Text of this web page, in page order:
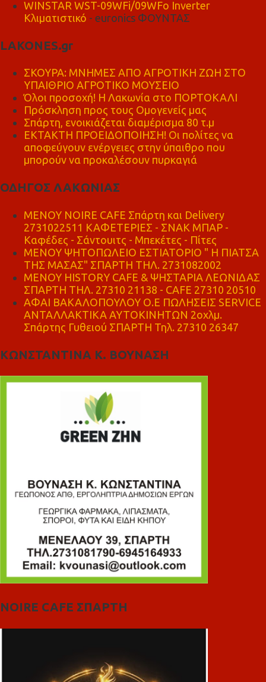
WINSTAR WST-09WFi/09WFo Inverter
Κλιματιστικό - euronics ΦΟΥΝΤΑΣ
LAKONES.gr
ΣΚΟΥΡΑ: ΜΝΗΜΕΣ ΑΠΟ ΑΓΡΟΤΙΚΗ ΖΩΗ ΣΤΟ
ΥΠΑΙΘΡΙΟ ΑΓΡΟΤΙΚΟ ΜΟΥΣΕΙΟ
Όλοι προσοχή! Η Λακωνία στο ΠΟΡΤΟΚΑΛΙ
Πρόσκληση προς τους Ομογενείς μας
Σπάρτη, ενοικιάζεται διαμέρισμα 80 τ.μ
ΕΚΤΑΚΤΗ ΠΡΟΕΙΔΟΠΟΙΗΣΗ! Οι πολίτες να
αποφεύγουν ενέργειες στην ύπαιθρο που
μπορούν να προκαλέσουν πυρκαγιά
ΟΔΗΓΟΣ ΛΑΚΩΝΙΑΣ
MENOY NOIRE CAFE Σπάρτη και Delivery
2731022511 ΚΑΦΕΤΕΡΙΕΣ - ΣΝΑΚ ΜΠΑΡ -
Καφέδες - Σάντουιτς - Μπεκέτες - Πίτες
ΜΕΝΟΥ ΨΗΤΟΠΩΛΕΙΟ ΕΣΤΙΑΤΟΡΙΟ " Η ΠΙΑΤΣΑ
ΤΗΣ ΜΑΣΑΣ" ΣΠΑΡΤΗ ΤΗΛ. 2731082002
ΜΕΝΟΥ HISTORY CAFE & ΨΗΣΤΑΡΙΑ ΛΕΩΝΙΔΑΣ
ΣΠΑΡΤΗ ΤΗΛ. 27310 21138 - CAFE 27310 20510
ΑΦΑΙ ΒΑΚΑΛΟΠΟΥΛΟΥ Ο.Ε ΠΩΛΗΣΕΙΣ SERVICE
ΑΝΤΑΛΛΑΚΤΙΚΑ ΑΥΤΟΚΙΝΗΤΩΝ 2οχλμ.
Σπάρτης Γυθειού ΣΠΑΡΤΗ Τηλ. 27310 26347
ΚΩΝΣΤΑΝΤΙΝΑ Κ. ΒΟΥΝΑΣΗ
NOIRE CAFE ΣΠΑΡΤΗ